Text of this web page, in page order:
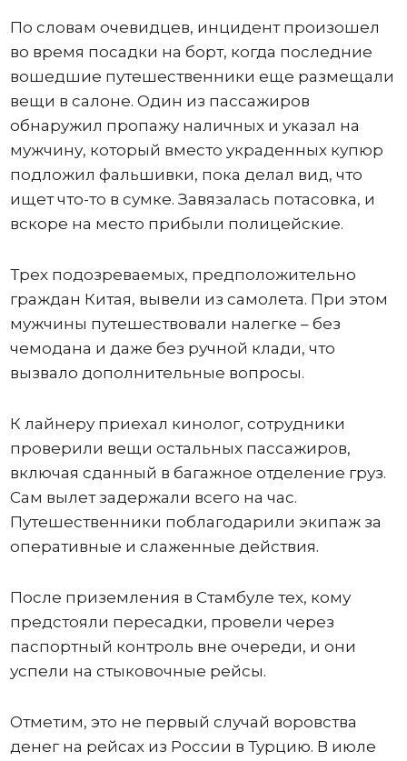
По словам очевидцев, инцидент произошел
во время посадки на борт, когда последние
вошедшие путешественники еще размещали
вещи в салоне. Один из пассажиров
обнаружил пропажу наличных и указал на
мужчину, который вместо украденных купюр
подложил фальшивки, пока делал вид, что
ищет что-то в сумке. Завязалась потасовка, и
вскоре на место прибыли полицейские.
Трех подозреваемых, предположительно
граждан Китая, вывели из самолета. При этом
мужчины путешествовали налегке – без
чемодана и даже без ручной клади, что
вызвало дополнительные вопросы.
К лайнеру приехал кинолог, сотрудники
проверили вещи остальных пассажиров,
включая сданный в багажное отделение груз.
Сам вылет задержали всего на час.
Путешественники поблагодарили экипаж за
оперативные и слаженные действия.
После приземления в Стамбуле тех, кому
предстояли пересадки, провели через
паспортный контроль вне очереди, и они
успели на стыковочные рейсы.
Отметим, это не первый случай воровства
денег на рейсах из России в Турцию. В июле